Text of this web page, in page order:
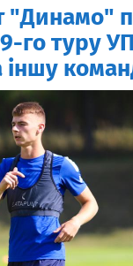
"Динамо"
го туру
іншу